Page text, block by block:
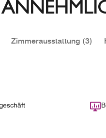
Zimmerausstattung (3)